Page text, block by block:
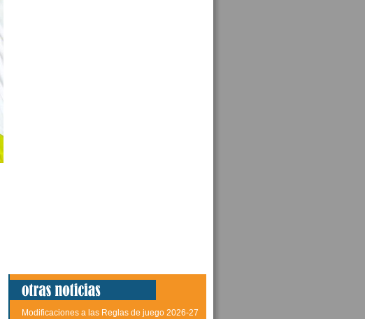
Modificaciones a las Reglas de juego 2026-27